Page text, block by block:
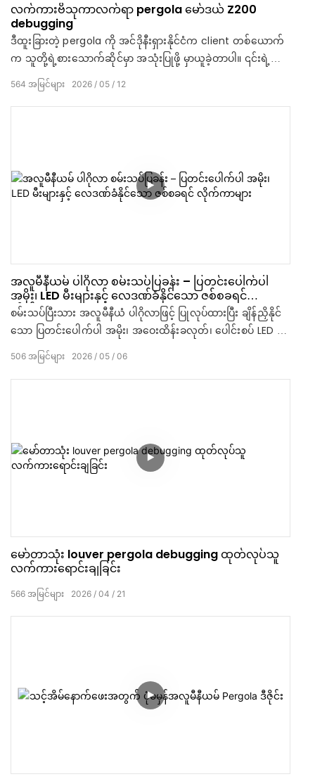
လက်ကားဗိသုကာလက်ရာ pergola မော်ဒယ် Z200
debugging
ဒီထူးခြားတဲ့ pergola ကို အင်ဒိုနီးရှားနိုင်ငံက client တစ်ယောက်
က သူတို့ရဲ့စားသောက်ဆိုင်မှာ အသုံးပြုဖို့ မှာယူခဲ့တာပါ။ ၎င်းရဲ့
ခေတ်မီတဲ့ မီးခိုးရောင်အပြီးသတ်က စားသောက်ဆိုင်ရဲ့ အပြင်ဘက်
နံရံတွေနဲ့ လှပစွာ လိုက်ဖက်ညီပါတယ်။ SUNC အလူမီနီယမ်
pergola ကို ရွေးချယ်ခြင်းရဲ့ အားသာချက်တွေကတော့ -
2026 05 12
564 အမြင်များ
အလူမီနီယမ် ပါဂိုလာ စမ်းသပ်ပြခန်း – ပြတင်းပေါက်ပါ
အမိုး၊ LED မီးများနှင့် လေဒဏ်ခံနိုင်သော ဇစ်စခရင်
လိုက်ကာများ
စမ်းသပ်ပြီးသား အလူမီနီယံ ပါဂိုလာဖြင့် ပြုလုပ်ထားပြီး ချိန်ညှိနိုင်
သော ပြတင်းပေါက်ပါ အမိုး၊ အဝေးထိန်းခလုတ်၊ ပေါင်းစပ် LED မီး
များနှင့် လေဒဏ်ခံနိုင်သော ဇစ်ဇကာ လိုက်ကာများ ပါရှိသည်။
ရေကူးကန်ဘေး သို့မဟုတ် လသာဆောင်အတွက် အသင့်တော်ဆုံး
ဖြစ်သည်။ ရေစိုခံပြီး သံချေးမတက်ပါ။
2026 05 06
506 အမြင်များ
မော်တာသုံး louver pergola debugging ထုတ်လုပ်သူ
လက်ကားရောင်းချခြင်း
2026 04 21
566 အမြင်များ